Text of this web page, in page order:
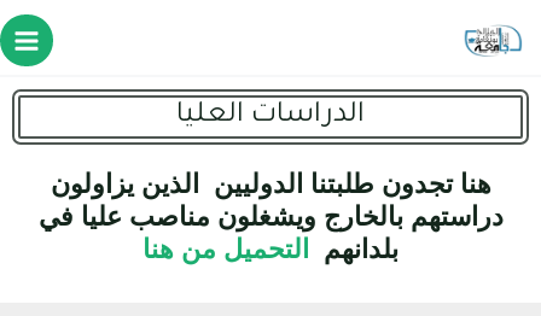
الدراسات العليا
هنا تجدون طلبتنا الدوليين الذين يزاولون
دراستهم بالخارج ويشغلون مناصب عليا في
بلدانهم
التحميل من هنا